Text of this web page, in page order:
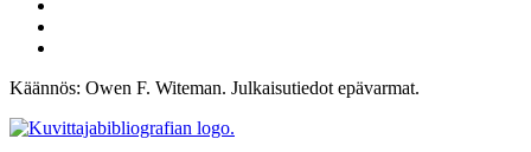
Käännös: Owen F. Witeman. Julkaisutiedot epävarmat.